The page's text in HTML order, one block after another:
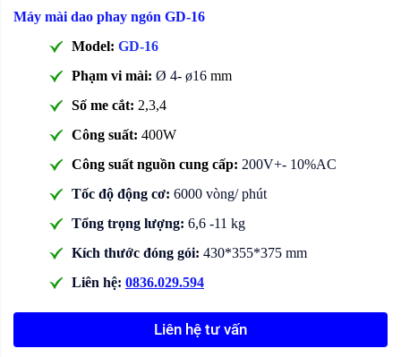
Máy mài dao phay ngón GD-16
Model: GD-16
Phạm vi mài: Ø 4- ø16 mm
Số me cắt: 2,3,4
Công suất: 400W
Công suất nguồn cung cấp: 200V+- 10%AC
Tốc độ động cơ: 6000 vòng/ phút
Tổng trọng lượng: 6,6 -11 kg
Kích thước đóng gói: 430*355*375 mm
Liên hệ: 0836.029.594
Liên hệ tư vấn